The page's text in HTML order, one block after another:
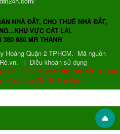
NHÀ ĐẤT, CHO THUÊ NHÀ ĐẤT,
VỰC CÁT LÁI.
380 680 MR THÀNH
Hoàng Quận 2 TPHCM. Mã nguồn
| Điều khoản sử dụng
TP Thủ Đức, cho thuê nhà đất TP Thủ
hồ sơ nhà đất TP Thủ Đức.